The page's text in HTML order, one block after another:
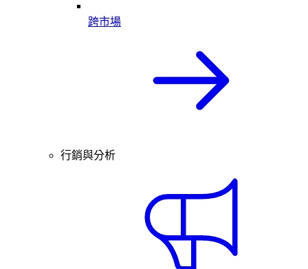
跨市場
行銷與分析